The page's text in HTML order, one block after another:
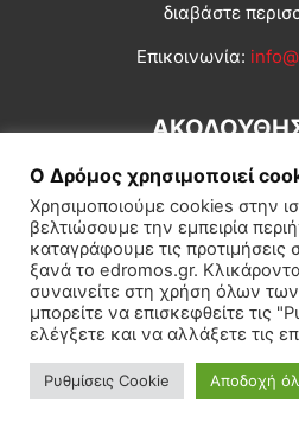
διαβάστε
Επικοινωνία:
Εγγραφή συνδρομητή
Πολιτισμός
© Δρόμος της
Ο Δρόμος χρησιμοποιεί
Χρησιμοποιούμε cookies στην
βελτιώσουμε την εμπειρία
καταγράφουμε τις προτιμήσεις
ξανά το edromos.gr.
συναινείτε στη χρήση όλων
μπορείτε να επισκεφθείτε τις
ελέγξετε και να αλλάξετε τις
Ρυθμίσεις Cookie Αποδοχή